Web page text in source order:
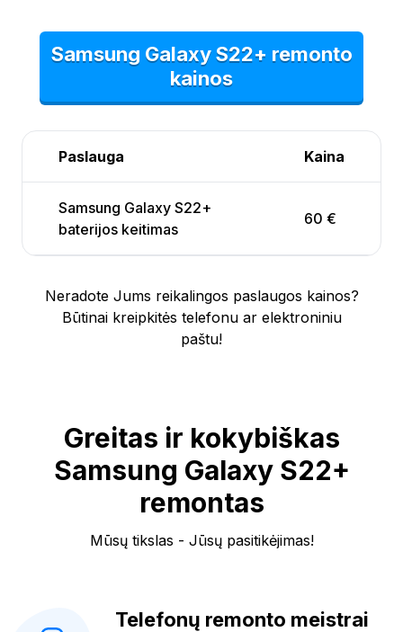
Samsung Galaxy S22+ remonto
kainos
Paslauga Kaina
Samsung Galaxy S22+
baterijos keitimas
60 €
Neradote Jums reikalingos paslaugos kainos?
Būtinai kreipkitės telefonu ar elektroniniu
paštu!
Greitas ir kokybiškas
Samsung Galaxy S22+
remontas
Mūsų tikslas - Jūsų pasitikėjimas!
Telefonų remonto meistrai